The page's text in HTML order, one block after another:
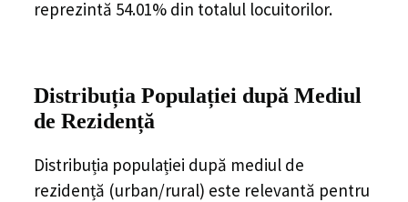
reprezintă 54.01% din totalul locuitorilor.
Distribuția Populației după Mediul
de Rezidență
Distribuția populației după mediul de
rezidență (urban/rural) este relevantă pentru